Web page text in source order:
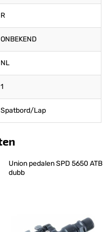
R
ONBEKEND
NL
1
Spatbord/Lap
Union pedalen SPD 5650 ATB
dubb